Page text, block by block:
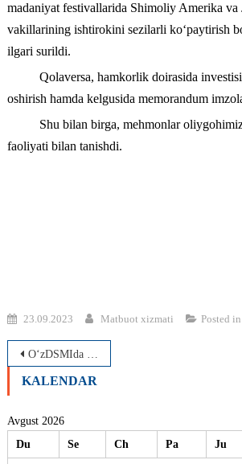
madaniyat festivallarida Shimoliy Amerika va
vakillarining ishtirokini sezilarli ko‘paytirish
ilgari surildi.
Qolaversa, hamkorlik doirasida
oshirish hamda kelgusida memorandum
Shu bilan birga, mehmonlar
faoliyati bilan tanishdi.
23.09.2023 Matbuot xizmati Posted in
Post
menyusi
O‘zDSMIda ota-onalar kongressi o‘tkazildi
KALENDAR
Avgust 2026
Du
Se Ch Pa Ju